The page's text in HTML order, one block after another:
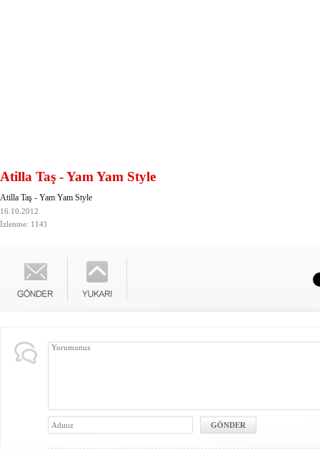
Atilla Taş - Yam Yam Style
Atilla Taş - Yam Yam Style
16.10.2012
İzlenme: 1141